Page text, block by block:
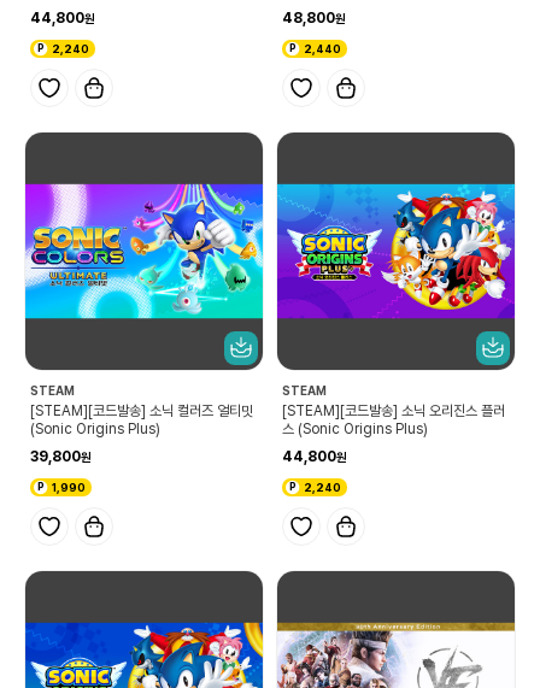
44,800
2,240
48,800
2,440
STEAM
[STEAM][코드발송] 소닉 컬러즈 얼티밋
(Sonic Origins Plus)
39,800
1,990
STEAM
[STEAM][코드발송] 소닉 오리진스 플러
스 (Sonic Origins Plus)
44,800
2,240